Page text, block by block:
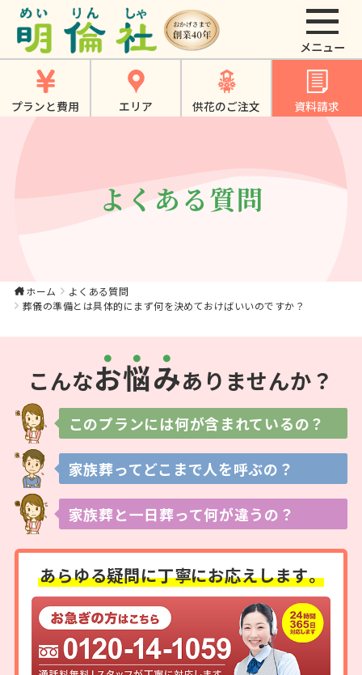
葬儀の準備とは具体
的にまず何を決めて
おけばいいのです
さしいお葬式、家族
葬は《明倫社》
プランと費用 エリア 供花のご注文 資料請求
よくある質問
ホーム
よくある質問
葬儀の準備とは具体的にまず何を決めておけばいいのですか？
こんなお悩みありませんか？
このプランには何が含まれているの？
家族葬ってどこまで人を呼ぶの？
家族葬と一日葬って何が違うの？
あらゆる疑問に丁寧にお応えします。